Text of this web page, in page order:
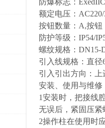
防爆标志：
额定电压：
按钮数量：A,按
防护等级：IP54/
螺纹规格：DN15-
引入线规格：直径
引入引出方向：
安装、使用与维修
1安装时，把接线
无误后，紧固压
2操作柱在使用时